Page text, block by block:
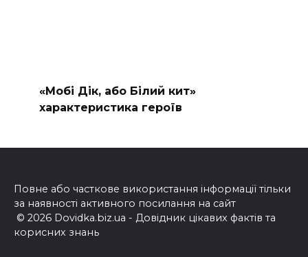
«Мобі Дік, або Білий кит»
характеристика героїв
Повне або часткове використання інформації тільки
за наявності активного посилання на сайт
© 2026 Dovidka.biz.ua - Довідник цікавих фактів та
корисних знань